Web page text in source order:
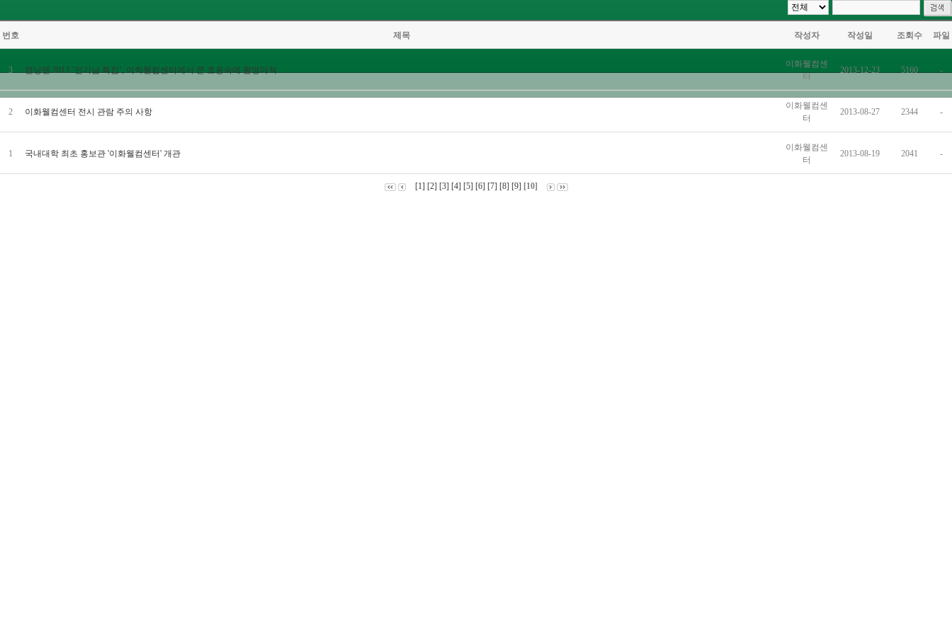
번호 제목 작성자 작성일 조회수 파일
3 런닝맨 2013 ‘인기남 특집’, 이화웰컴센터에서 큰 호응속에 촬영마쳐
이화웰컴센
터
2013-12-23 5160 -
2 이화웰컴센터 전시 관람 주의 사항
이화웰컴센
터
2013-08-27 2344 -
1 국내대학 최초 홍보관 '이화웰컴센터' 개관
이화웰컴센
터
2013-08-19 2041 -
[1] [2] [3] [4] [5] [6] [7] [8] [9] [10]